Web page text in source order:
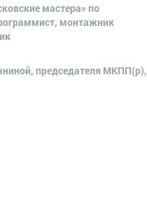
мастера» по
монтажник
председателя МКПП(р),